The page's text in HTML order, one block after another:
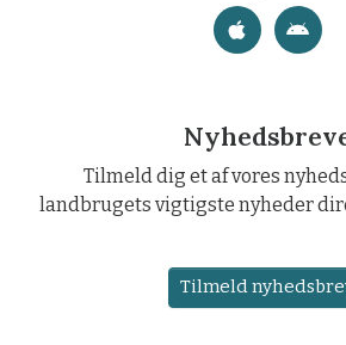
Tilmeld dig et af vores
landbrugets vigtigste nyheder
Tilmeld